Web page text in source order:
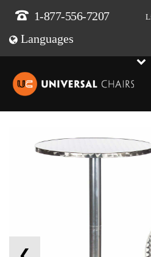
1-877-556-7207
Languages